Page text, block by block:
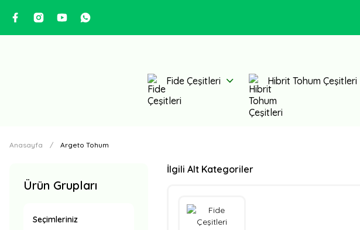
Fide Çeşitleri Hibrit Tohum Çeşitleri
Anasayfa Argeto Tohum
Ürün Grupları
Seçimleriniz
İlgili Alt Kategoriler